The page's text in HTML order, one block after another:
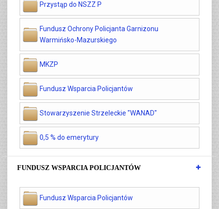
Przystąp do NSZZ P
Fundusz Ochrony Policjanta Garnizonu
Warmińsko-Mazurskiego
MKZP
Fundusz Wsparcia Policjantów
Stowarzyszenie Strzeleckie "WANAD"
0,5 % do emerytury
FUNDUSZ WSPARCIA POLICJANTÓW
Fundusz Wsparcia Policjantów